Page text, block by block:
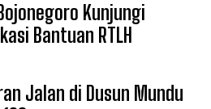
Kunjungi
Bantuan RTLH
Jalan di Dusun Mundu